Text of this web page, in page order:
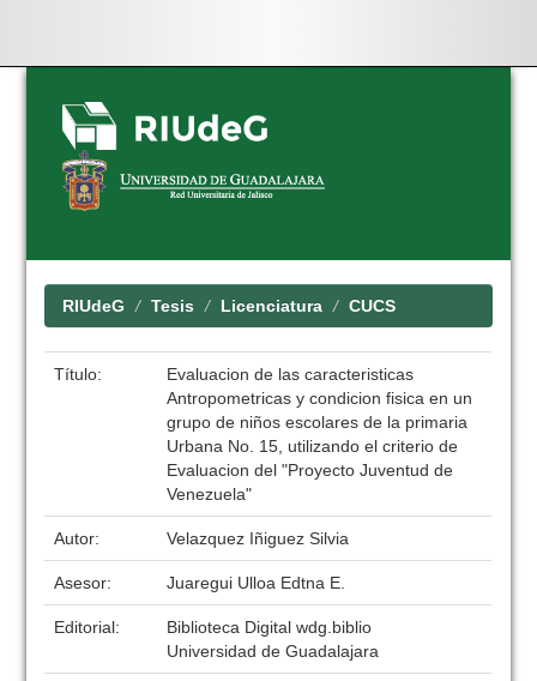
Skip
navigation
RIUdeG Tesis Licenciatura CUCS
Título:
Evaluacion de las caracteristicas
Antropometricas y condicion fisica en un
grupo de niños escolares de la primaria
Urbana No. 15, utilizando el criterio de
Evaluacion del "Proyecto Juventud de
Venezuela"
Autor: Velazquez Iñiguez Silvia
Asesor: Juaregui Ulloa Edtna E.
Editorial:
Biblioteca Digital wdg.biblio
Universidad de Guadalajara